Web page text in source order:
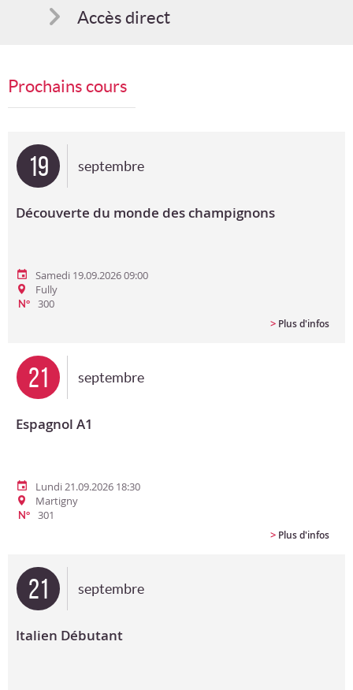
Accès direct
Suggestions
Programme en PDF
Prochains cours
19 septembre
Découverte du monde des champignons
Samedi 19.09.2026 09:00
Fully
N°
300
> Plus d'infos
21 septembre
Espagnol A1
Lundi 21.09.2026 18:30
Martigny
N°
301
> Plus d'infos
21 septembre
Italien Débutant